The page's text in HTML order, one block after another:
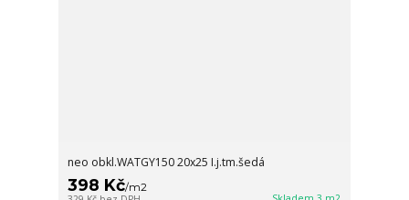
neo obkl.WATGY150 20x25 I.j.tm.šedá
398 Kč/m2